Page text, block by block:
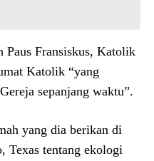
Paus Fransiskus, Katolik
Katolik “yang
sepanjang waktu”.
yang dia berikan di
tentang ekologi